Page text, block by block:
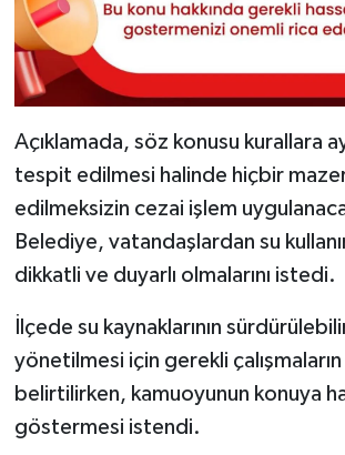
Açıklamada, söz konusu kurallara
tespit edilmesi halinde hiçbir
edilmeksizin cezai işlem
Belediye, vatandaşlardan su
dikkatli ve duyarlı olmalarını istedi.
İlçede su kaynaklarının
yönetilmesi için gerekli
belirtilirken, kamuoyunun konuya
göstermesi istendi.